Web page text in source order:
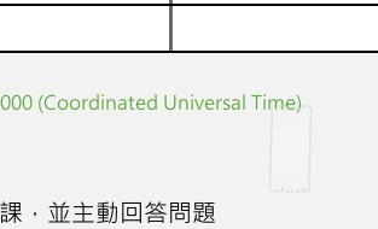
(Coordinated Universal Time)
，並主動回答問題